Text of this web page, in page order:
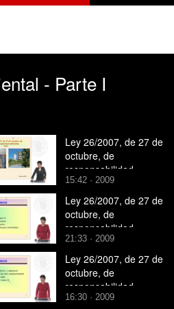
- Parte I
Ley 26/2007, de 27 de
octubre, de
responsabilidad
ambiental - Parte I
15:42 · 2009
Ley 26/2007, de 27 de
octubre, de
responsabilidad
ambiental - Parte III
21:33 · 2009
Ley 26/2007, de 27 de
octubre, de
responsabilidad
ambiental - Parte II
16:30 · 2009